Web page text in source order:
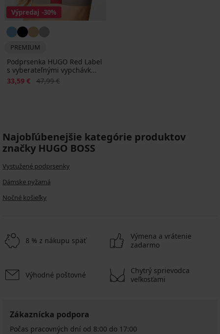
Výpredaj -30%
PREMIUM
Podprsenka HUGO Red Label
s vyberateľnými vypchávk...
Zľava
33,59 € Pôvodná cena
47,99 €
Najobľúbenejšie kategórie produktov
značky HUGO BOSS
Vystužené podprsenky
Dámske pyžamá
Nočné košieľky
8 % z nákupu späť
Výmena a vrátenie
zadarmo
Výhodné poštovné
Chytrý sprievodca
veľkosťami
Zákaznícka podpora
Počas pracovných dní od 8:00 do 17:00